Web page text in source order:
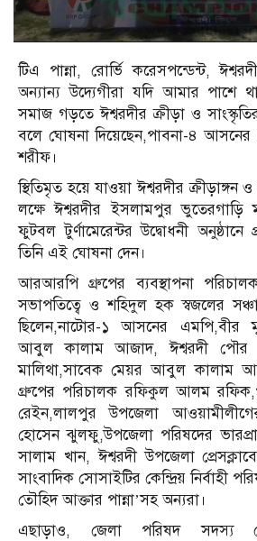
টিএ পান্না, রোর্ভি করেসপন্ডেন্ট,
অন্যান্য উদ্যেগীরা যদি আমার পাশে
সমাজ গড়তে ঈশ্বরদীর ক্রীড়া ও
বলে ঘোষনা দিয়েছেন,পাবনা-৪
শরীফ।
স্থিতিমৃত হয়ে যাওয়া ঈশ্বরদীর ক্রীড়াঙ্গন ও
লক্ষে ঈশ্বরদীর ইসলামপুর
ফুটবল টুর্ণামেরেন্টর উদ্বোধনী অনুষ্ঠানে
তিনি এই ঘোষনা দেন।
আরআরপি গ্রুপের ব্যবস্থাপনা
সভাপতিত্বে ও শহিদুল হক স্বজলের
ছিলেন,নাটোর-১ আসনের এমপি,বীর
আবুল কালাম আজাদ, ঈশ্বরদী
মালিথা,সাবেক মেয়র আবুল কালাম
গ্রুপের পরিচালক রফিকুল আলম
রেইন,লালপুর উপজেলা
হোসেন ঝুলফু,উপজেলা পরিষদের
সালাম খান, ঈশ্বরদী উপজেলা
সাংবাদিক সোসাইটির কেন্দ্রিয় নির্বাহী
তৌহিদ আক্তার পান্না’সহ অন্যরা।
এছাড়াও, জেলা পরিষদ সদস্য